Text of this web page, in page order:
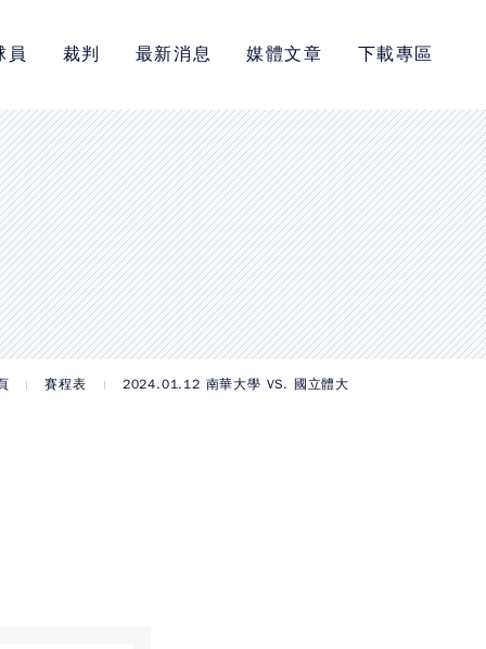
員 裁判 最新消息 媒體文章 下載專區
賽程表 2024.01.12 南華大學 VS. 國立體大